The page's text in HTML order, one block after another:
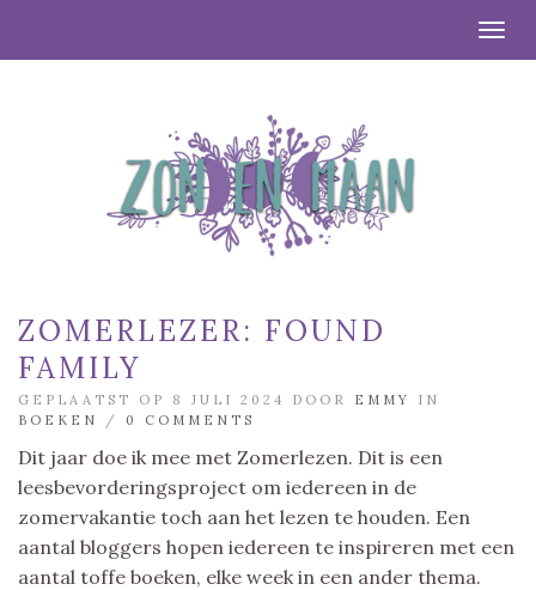
ZOMERLEZER: FOUND
FAMILY
GEPLAATST OP 8 JULI 2024 DOOR EMMY
IN
BOEKEN
/ 0 COMMENTS
Dit jaar doe ik mee met Zomerlezen. Dit is een
leesbevorderingsproject om iedereen in de
zomervakantie toch aan het lezen te houden. Een
aantal bloggers hopen iedereen te inspireren met een
aantal toffe boeken, elke week in een ander thema.